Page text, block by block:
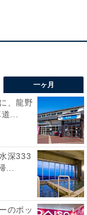
りの大きさ。
待望の再販ア
一ヶ月
、龍野
...
深333
...
のポッ